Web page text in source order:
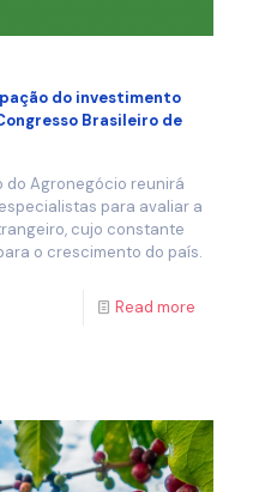
do investimento
Brasileiro de
do Agronegócio reunirá
para avaliar a
cujo constante
o crescimento do país.
Read more